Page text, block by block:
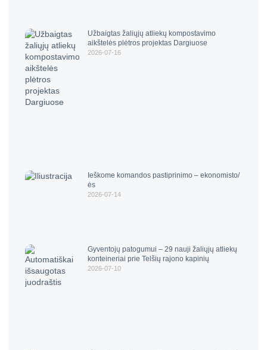
Užbaigtas žaliųjų atliekų kompostavimo
aikštelės plėtros projektas Dargiuose
2026-07-16
Ieškome komandos pastiprinimo – ekonomisto/
ės
2026-07-14
Gyventojų patogumui – 29 nauji žaliųjų atliekų
konteineriai prie Telšių rajono kapinių
2026-07-10